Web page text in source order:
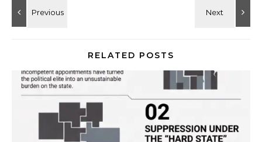
RELATED POSTS